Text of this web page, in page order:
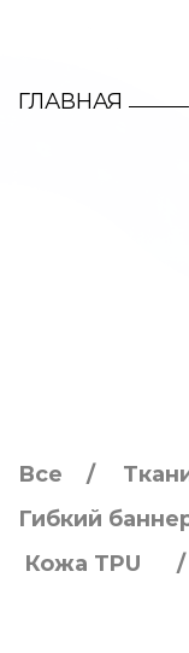
ГЛАВНАЯ
Все
Гибкий
Кожа TPU